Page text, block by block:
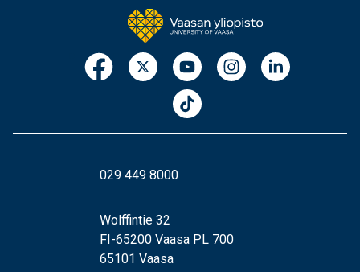
029 449 8000
Wolffintie 32
FI-65200 Vaasa PL 700
65101 Vaasa